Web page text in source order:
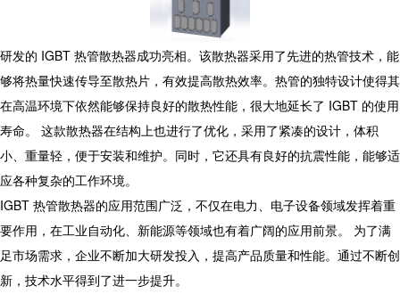
研发的 IGBT 热管散热器成功亮相。该散热器采用了先进的热管技术，能
够将热量快速传导至散热片，有效提高散热效率。热管的独特设计使得其
在高温环境下依然能够保持良好的散热性能，很大地延长了 IGBT 的使用
寿命。 这款散热器在结构上也进行了优化，采用了紧凑的设计，体积
小、重量轻，便于安装和维护。同时，它还具有良好的抗震性能，能够适
应各种复杂的工作环境。
IGBT 热管散热器的应用范围广泛，不仅在电力、电子设备领域发挥着重
要作用，在工业自动化、新能源等领域也有着广阔的应用前景。 为了满
足市场需求，企业不断加大研发投入，提高产品质量和性能。通过不断创
新，技术水平得到了进一步提升。